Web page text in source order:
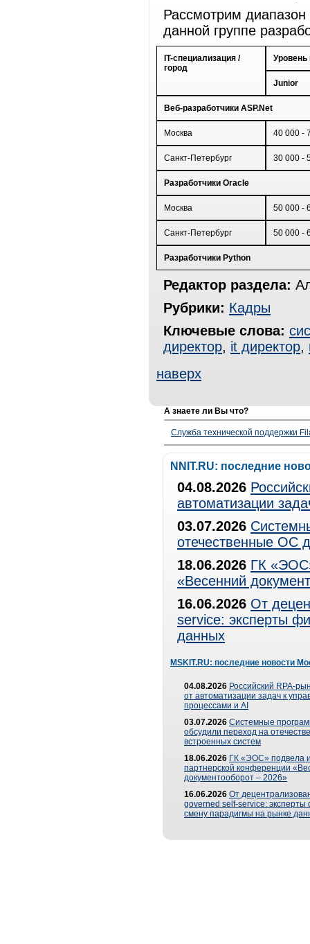
Рассмотрим
данной группе
IT-специализация /
город
Уровень
Junior
Веб-разработчики ASP.Net
Москва 40 000 -
Санкт-Петербург 30 000 -
Разработчики Oracle
Москва 50 000 -
Санкт-Петербург 50 000 -
Разработчики Python
Редактор раздела:
Рубрики: Кадры
Ключевые слова:
директор, it директор,
наверх
А знаете ли Вы что?
Служба технической поддержки
NNIT.RU: последние
04.08.2026
автоматизации
03.07.2026
отечественные ОС
18.06.2026 ГК
«Весенний
16.06.2026 От
service: эксперты
данных
MSKIT.RU: последние новости
04.08.2026 Российский RPA-
от автоматизации задач к
процессами и AI
03.07.2026 Системные
обсудили переход на
встроенных систем
18.06.2026 ГК «ЭОС» подвела
партнерской конференции
документооборот – 2026»
16.06.2026 От
governed self-service: эксперты
смену парадигмы на рынке